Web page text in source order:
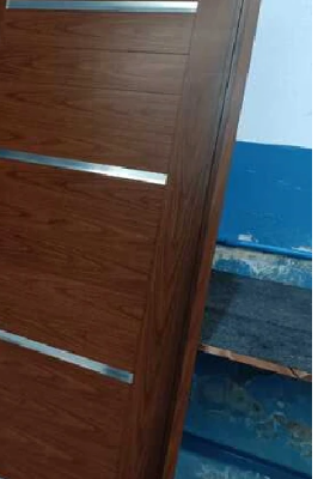
alumínio
alto padrão
fábrica
isolamento acústico
janelas e portas